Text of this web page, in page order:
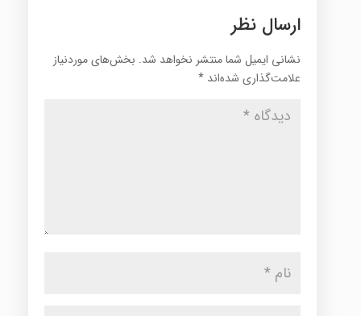
ارسال نظر
نشانی ایمیل شما منتشر نخواهد شد. بخش‌های موردنیاز
علامت‌گذاری شده‌اند *